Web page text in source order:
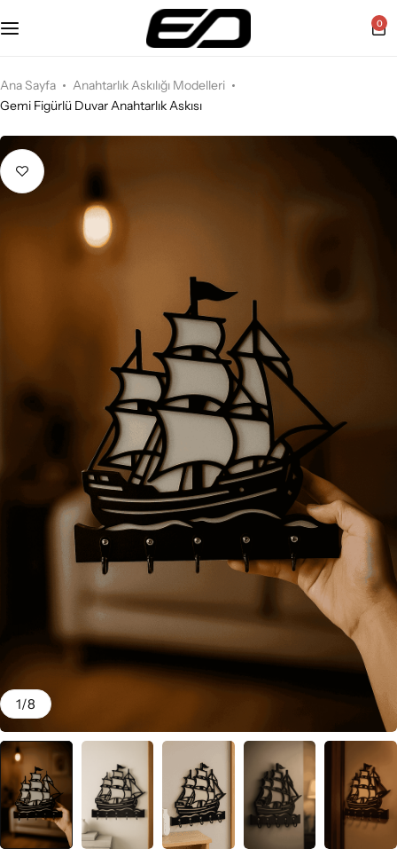
0
Ana Sayfa
Anahtarlık Askılığı Modelleri
Gemi Figürlü Duvar Anahtarlık Askısı
1/8